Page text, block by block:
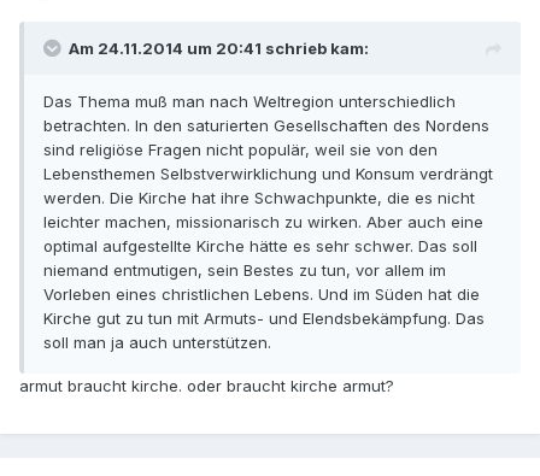
Am 24.11.2014 um 20:41 schrieb kam:
Das Thema muß man nach Weltregion unterschiedlich
betrachten. In den saturierten Gesellschaften des Nordens
sind religiöse Fragen nicht populär, weil sie von den
Lebensthemen Selbstverwirklichung und Konsum verdrängt
werden. Die Kirche hat ihre Schwachpunkte, die es nicht
leichter machen, missionarisch zu wirken. Aber auch eine
optimal aufgestellte Kirche hätte es sehr schwer. Das soll
niemand entmutigen, sein Bestes zu tun, vor allem im
Vorleben eines christlichen Lebens. Und im Süden hat die
Kirche gut zu tun mit Armuts- und Elendsbekämpfung. Das
soll man ja auch unterstützen.
armut braucht kirche. oder braucht kirche armut?